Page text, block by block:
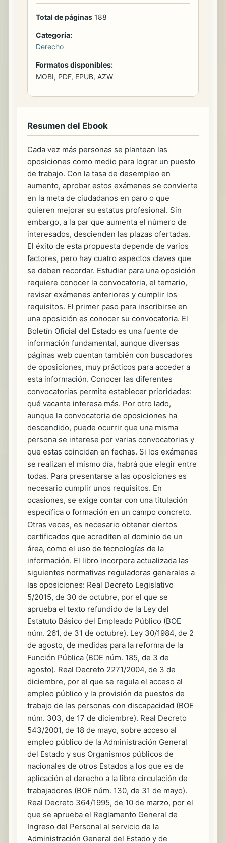
Total de páginas 188
Categoría:
Derecho
Formatos disponibles:
MOBI, PDF, EPUB, AZW
Resumen del Ebook
Cada vez más personas se plantean las
oposiciones como medio para lograr un puesto
de trabajo. Con la tasa de desempleo en
aumento, aprobar estos exámenes se convierte
en la meta de ciudadanos en paro o que
quieren mejorar su estatus profesional. Sin
embargo, a la par que aumenta el número de
interesados, descienden las plazas ofertadas.
El éxito de esta propuesta depende de varios
factores, pero hay cuatro aspectos claves que
se deben recordar. Estudiar para una oposición
requiere conocer la convocatoria, el temario,
revisar exámenes anteriores y cumplir los
requisitos. El primer paso para inscribirse en
una oposición es conocer su convocatoria. El
Boletín Oficial del Estado es una fuente de
información fundamental, aunque diversas
páginas web cuentan también con buscadores
de oposiciones, muy prácticos para acceder a
esta información. Conocer las diferentes
convocatorias permite establecer prioridades:
qué vacante interesa más. Por otro lado,
aunque la convocatoria de oposiciones ha
descendido, puede ocurrir que una misma
persona se interese por varias convocatorias y
que estas coincidan en fechas. Si los exámenes
se realizan el mismo día, habrá que elegir entre
todas. Para presentarse a las oposiciones es
necesario cumplir unos requisitos. En
ocasiones, se exige contar con una titulación
específica o formación en un campo concreto.
Otras veces, es necesario obtener ciertos
certificados que acrediten el dominio de un
área, como el uso de tecnologías de la
información. El libro incorpora actualizada las
siguientes normativas reguladoras generales a
las oposiciones: Real Decreto Legislativo
5/2015, de 30 de octubre, por el que se
aprueba el texto refundido de la Ley del
Estatuto Básico del Empleado Público (BOE
núm. 261, de 31 de octubre). Ley 30/1984, de 2
de agosto, de medidas para la reforma de la
Función Pública (BOE núm. 185, de 3 de
agosto). Real Decreto 2271/2004, de 3 de
diciembre, por el que se regula el acceso al
empleo público y la provisión de puestos de
trabajo de las personas con discapacidad (BOE
núm. 303, de 17 de diciembre). Real Decreto
543/2001, de 18 de mayo, sobre acceso al
empleo público de la Administración General
del Estado y sus Organismos públicos de
nacionales de otros Estados a los que es de
aplicación el derecho a la libre circulación de
trabajadores (BOE núm. 130, de 31 de mayo).
Real Decreto 364/1995, de 10 de marzo, por el
que se aprueba el Reglamento General de
Ingreso del Personal al servicio de la
Administración General del Estado y de